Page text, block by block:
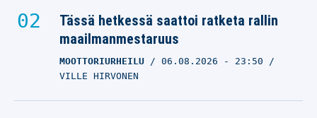
Tässä hetkessä saattoi ratketa rallin
maailmanmestaruus
MOOTTORIURHEILU 06.08.2026 - 23:50
VILLE HIRVONEN